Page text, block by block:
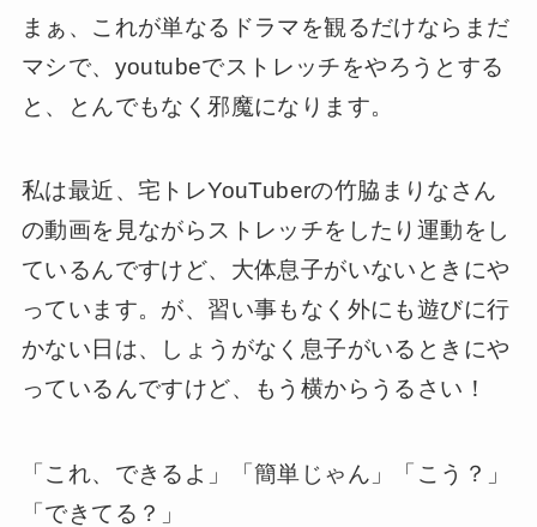
まぁ、これが単なるドラマを観るだけならまだ
マシで、youtubeでストレッチをやろうとする
と、とんでもなく邪魔になります。
私は最近、宅トレYouTuberの竹脇まりなさん
の動画を見ながらストレッチをしたり運動をし
ているんですけど、大体息子がいないときにや
っています。が、習い事もなく外にも遊びに行
かない日は、しょうがなく息子がいるときにや
っているんですけど、もう横からうるさい！
「これ、できるよ」「簡単じゃん」「こう？」
「できてる？」